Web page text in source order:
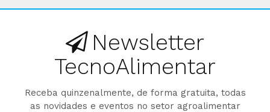
Newsletter
TecnoAlimentar
Receba quinzenalmente, de forma gratuita, todas
as novidades e eventos no setor agroalimentar